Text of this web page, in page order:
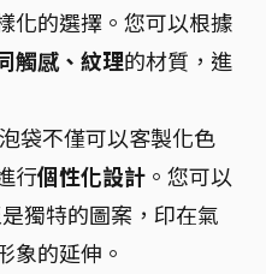
化的選擇。您可以根據
觸感、紋理的材質，進
袋不僅可以客製化色
行個性化設計 。您可以
獨特的圖案，印在氣
象的延伸。